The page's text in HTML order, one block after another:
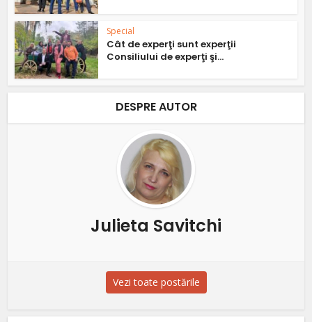
Special
Cât de experţi sunt experţii
Consiliului de experţi şi...
DESPRE AUTOR
Julieta Savitchi
Vezi toate postările